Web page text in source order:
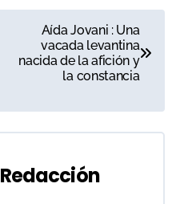
Aída Jovani : Una
vacada levantina
nacida de la afición y
la constancia
Redacción